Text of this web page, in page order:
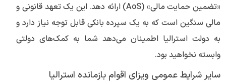
«تضمین حمایت مالی» (AoS) ارائه دهد. این یک تعهد قانونی و
مالی سنگین است که به یک سپرده بانکی قابل توجه نیاز دارد و
به دولت استرالیا اطمینان می‌دهد شما به کمک‌های دولتی
وابسته نخواهید بود.
سایر شرایط عمومی ویزای اقوام بازمانده استرالیا